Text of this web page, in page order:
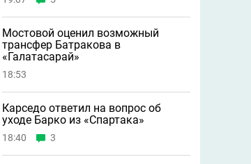
Мостовой оценил возможный
трансфер Батракова в
«Галатасарай»
18:53
Карседо ответил на вопрос об
уходе Барко из «Спартака»
18:40 3